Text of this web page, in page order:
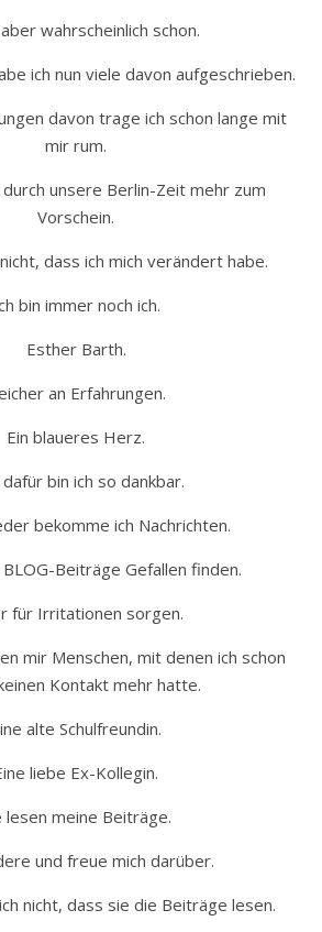
wahrscheinlich schon.
ich nun viele davon aufgeschrieben.
davon trage ich schon lange mit
mir rum.
durch unsere Berlin-Zeit mehr zum
Vorschein.
dass ich mich verändert habe.
bin immer noch ich.
Esther Barth.
an Erfahrungen.
Ein blaueres Herz.
bin ich so dankbar.
bekomme ich Nachrichten.
Beiträge Gefallen finden.
für Irritationen sorgen.
mir Menschen, mit denen ich schon
Kontakt mehr hatte.
alte Schulfreundin.
liebe Ex-Kollegin.
lesen meine Beiträge.
und freue mich darüber.
nicht, dass sie die Beiträge lesen.